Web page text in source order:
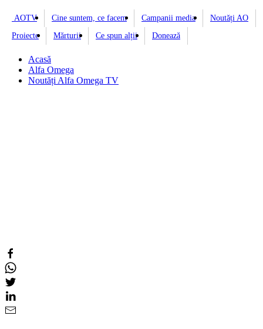
AOTV Cine suntem, ce facem Campanii media
Noutăți AO
Proiecte
Mărturii Ce spun alții Donează
Acasă
Alfa Omega
Noutăți Alfa Omega TV